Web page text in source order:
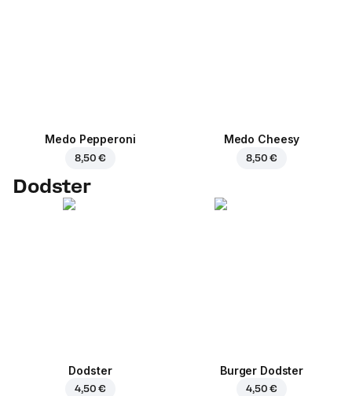
Medo Pepperoni
8,50 €
Medo Cheesy
8,50 €
Dodster
Dodster
4,50 €
Burger Dodster
4,50 €